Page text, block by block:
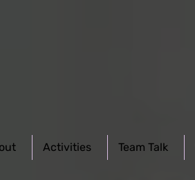
Activities Team Talk